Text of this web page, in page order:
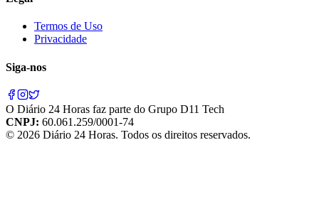
Termos de Uso
Privacidade
Siga-nos
O Diário 24 Horas faz parte do Grupo D11 Tech
CNPJ: 60.061.259/0001-74
© 2026 Diário 24 Horas. Todos os direitos reservados.